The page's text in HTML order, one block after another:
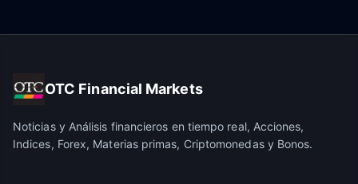
OTC Financial Markets
Noticias y Análisis financieros en tiempo real, Acciones,
Indices, Forex, Materias primas, Criptomonedas y Bonos.